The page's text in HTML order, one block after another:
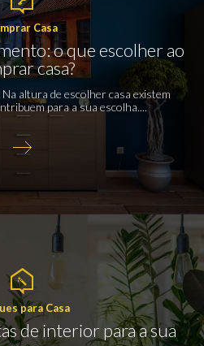
Casa
o que escolher ao
casa?
altura de escolher casa existem
para a sua escolha....
para Casa
de interior para a sua